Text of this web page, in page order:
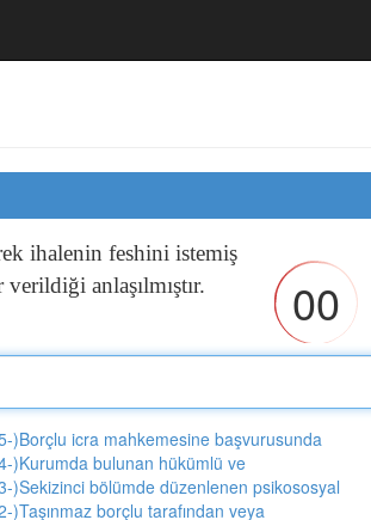
ihalenin feshini istemiş
verildiği anlaşılmıştır.
00
)Borçlu icra mahkemesine başvurusunda
)Kurumda bulunan hükümlü ve
)Sekizinci bölümde düzenlenen psikososyal
)Taşınmaz borçlu tarafından veya